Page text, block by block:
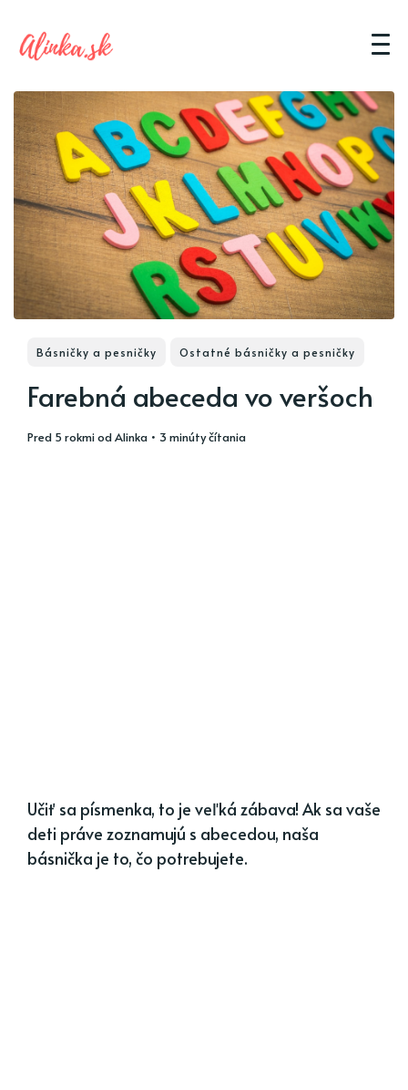
Básničky a pesničky Ostatné básničky a pesničky
Farebná abeceda vo veršoch
pred 5 rokmiodAlinka • 3 minúty čítania
Učiť sa písmenka, to je veľká zábava! Ak sa vaše
deti práve zoznamujú s abecedou, naša
básnička je to, čo potrebujete.